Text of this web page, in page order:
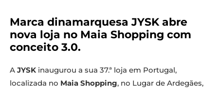
Marca dinamarquesa JYSK abre
nova loja no Maia Shopping com
conceito 3.0.
A JYSK inaugurou a sua 37.ª loja em Portugal,
localizada no Maia Shopping, no Lugar de Ardegães,